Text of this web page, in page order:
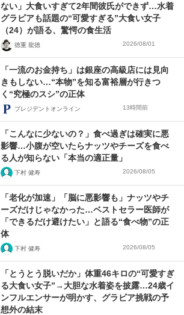
ない」大食いすぎて2年間彼氏ができず…水着
グラビアも話題の“可愛すぎる”大食い女子
（24）が語る、驚愕の食生活
徳重 龍徳 2026/08/01
「一流のお金持ち」は銀座の高級店には見向
きもしない…“本物”を知る富裕層が行きつ
く“究極のスシ”の正体
プレジデントオンライン 13時間前
「こんなに少ないの？」食べ過ぎは確実に悪
影響…小腹が空いたらナッツやチーズを食べ
る人が知らない「本当の適正量」
下村 健寿 2026/08/05
「老化が加速」「脳に悪影響も」ナッツやチ
ーズだけじゃなかった…ベストセラー医師が
「できるだけ避けたい」と語る“食べ物”の正
体
下村 健寿 2026/08/05
「とうとう脱いだか」体重46キロの“可愛すぎ
る大食い女子”→大胆な水着姿を披露…24歳イ
ンフルエンサーが明かす、グラビア挑戦の予
想外の結末